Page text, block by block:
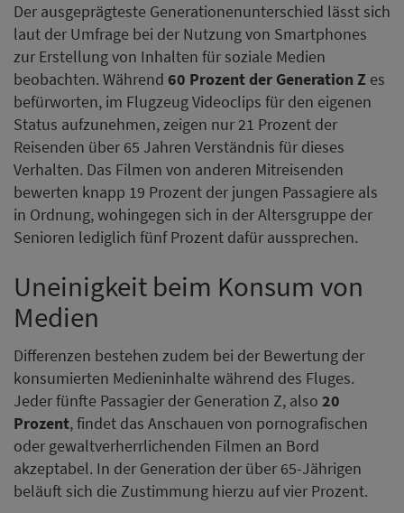
Der ausgeprägteste Generationenunterschied lässt sich
laut der Umfrage bei der Nutzung von Smartphones
zur Erstellung von Inhalten für soziale Medien
beobachten. Während 60 Prozent der Generation Z es
befürworten, im Flugzeug Videoclips für den eigenen
Status aufzunehmen, zeigen nur 21 Prozent der
Reisenden über 65 Jahren Verständnis für dieses
Verhalten. Das Filmen von anderen Mitreisenden
bewerten knapp 19 Prozent der jungen Passagiere als
in Ordnung, wohingegen sich in der Altersgruppe der
Senioren lediglich fünf Prozent dafür aussprechen.
Uneinigkeit beim Konsum von
Medien
Differenzen bestehen zudem bei der Bewertung der
konsumierten Medieninhalte während des Fluges.
Jeder fünfte Passagier der Generation Z, also 20
Prozent, findet das Anschauen von pornografischen
oder gewaltverherrlichenden Filmen an Bord
akzeptabel. In der Generation der über 65-Jährigen
beläuft sich die Zustimmung hierzu auf vier Prozent.